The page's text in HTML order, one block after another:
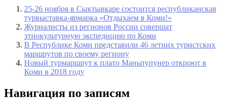
25-26 ноября в Сыктывкаре состоится республиканская
турвыставка-ярмарка «Отдыхаем в Коми!»
Журналисты из регионов России совершат
этнокультурную экспедицию по Коми
В Республике Коми представили 46 летних туристских
маршрутов по своему региону
Новый турмаршрут к плато Маньпупунер откроют в
Коми в 2018 году
Навигация по записям